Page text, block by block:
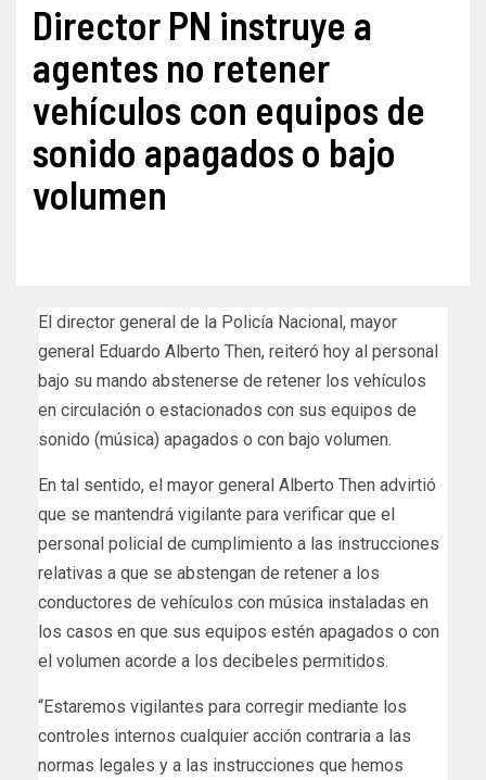
Director PN instruye a
agentes no retener
vehículos con equipos de
sonido apagados o bajo
volumen
El director general de la Policía Nacional, mayor
general Eduardo Alberto Then, reiteró hoy al personal
bajo su mando abstenerse de retener los vehículos
en circulación o estacionados con sus equipos de
sonido (música) apagados o con bajo volumen.
En tal sentido, el mayor general Alberto Then advirtió
que se mantendrá vigilante para verificar que el
personal policial de cumplimiento a las instrucciones
relativas a que se abstengan de retener a los
conductores de vehículos con música instaladas en
los casos en que sus equipos estén apagados o con
el volumen acorde a los decibeles permitidos.
“Estaremos vigilantes para corregir mediante los
controles internos cualquier acción contraria a las
normas legales y a las instrucciones que hemos